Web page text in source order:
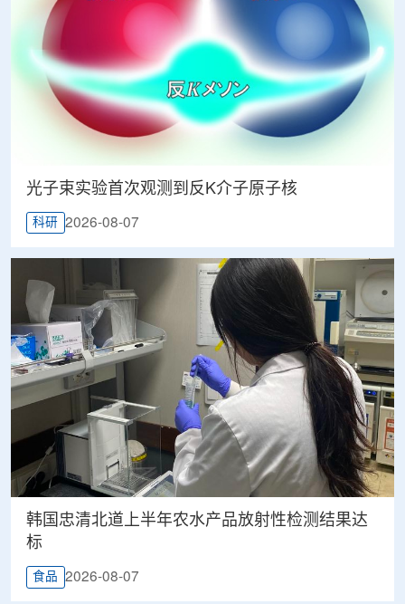
光子束实验首次观测到反K介子原子核
科研 2026-08-07
韩国忠清北道上半年农水产品放射性检测结果达
标
食品 2026-08-07